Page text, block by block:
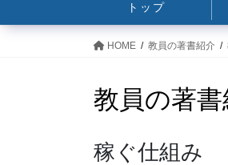
トップ
HOME 教員の著書紹介
教員の著書
稼ぐ仕組み